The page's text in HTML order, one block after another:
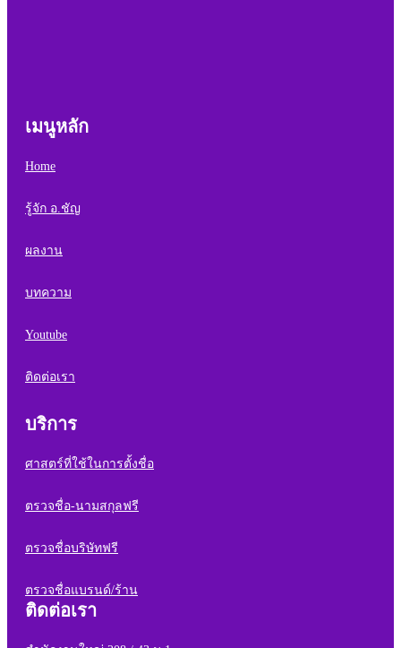
เมนูหลัก
Home
รู้จัก อ.ชัญ
ผลงาน
บทความ
Youtube
ติดต่อเรา
บริการ
ศาสตร์ที่ใช้ในการตั้งชื่อ
ตรวจชื่อ-นามสกุลฟรี
ตรวจชื่อบริษัทฟรี
ตรวจชื่อแบรนด์/ร้าน
ติดต่อเรา